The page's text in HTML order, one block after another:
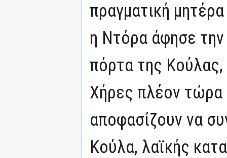
πραγματική
η Ντόρα άφησε
πόρτα της
Χήρες πλέον τώρα
αποφασίζουν να
Κούλα, λαϊκής